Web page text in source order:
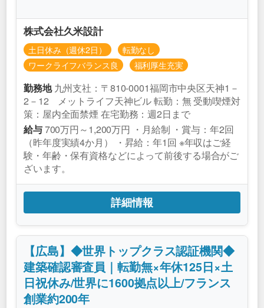
株式会社久米設計
土日休み（週休2日）
転勤なし
ワークライフバランス良
福利厚生充実
勤務地九州支社：〒810-0001福岡市中央区天神1－
2－12 メットライフ天神ビル 転勤：無 受動喫煙対
策：屋内全面禁煙 在宅勤務：週2日まで
給与700万円～1,200万円 ・月給制 ・賞与：年2回
（昨年度実績4か月） ・昇給：年1回 ※年収はご経
験・年齢・保有資格などによって前後する場合がご
ざいます。
詳細情報
【広島】◆世界トップクラス認証機関◆
建築確認審査員｜転勤無×年休125日×土
日祝休み/世界に1600拠点以上/フランス
創業約200年